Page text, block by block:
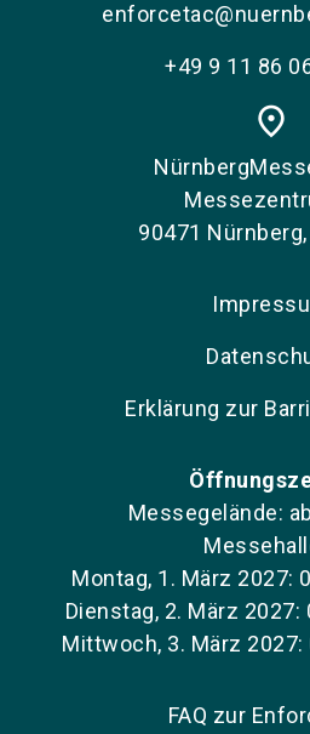
+49 9 11 86
place
90471
Erklärung zur
Messegelände:
Montag, 1. März 2027:
Dienstag, 2. März 2027:
Mittwoch, 3. März 2027:
FAQ zur